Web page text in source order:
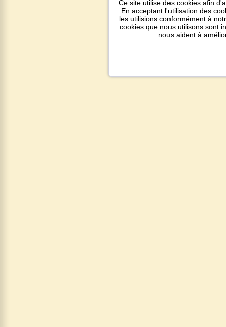
Ce site utilise des cookies afin
En acceptant l'utilisation des
les utilisions conformément à
cookies que nous utilisons sont
nous aident à